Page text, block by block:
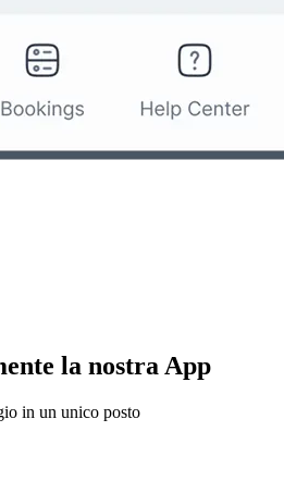
la nostra App
in un unico posto